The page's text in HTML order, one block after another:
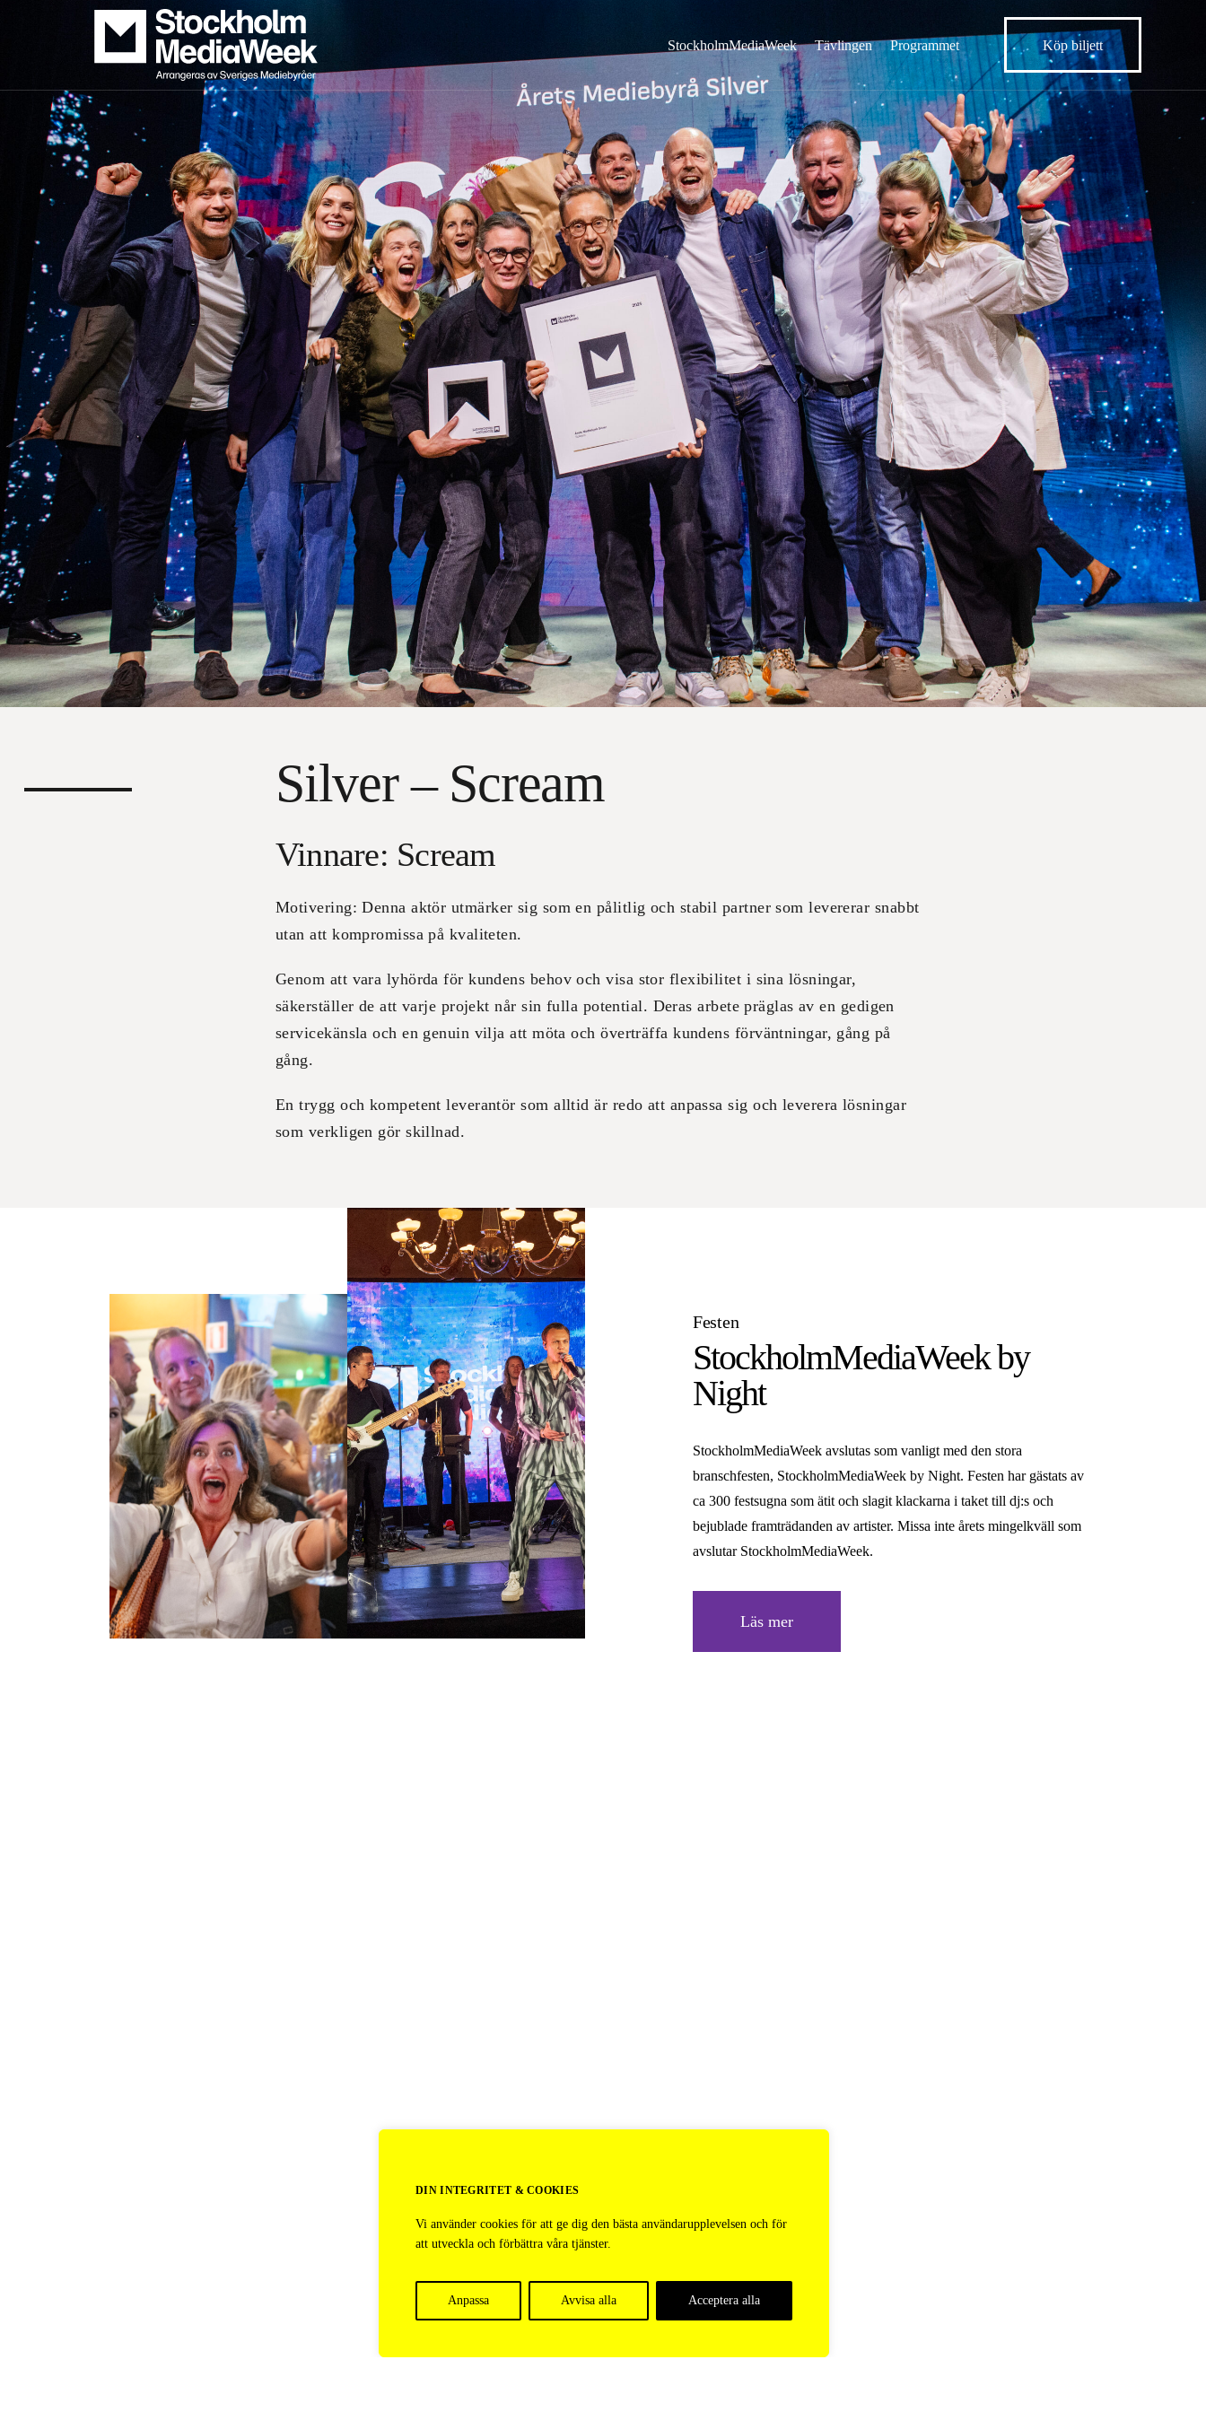
DIN INTEGRITET & COOKIES
Vi använder cookies för att ge dig den bästa användarupplevelsen och för
att utveckla och förbättra våra tjänster.
Anpassa Avvisa alla Acceptera alla
StockholmMediaWeek Tävlingen Programmet Köp biljett
Silver – Scream
Vinnare: Scream
Motivering:Denna aktör utmärker sig som en pålitlig och stabil partner som levererar snabbt
utan att kompromissa på kvaliteten.
Genom att vara lyhörda för kundens behov och visa stor flexibilitet i sina lösningar,
säkerställer de att varje projekt når sin fulla potential. Deras arbete präglas av en gedigen
servicekänsla och en genuin vilja att möta och överträffa kundens förväntningar, gång på
gång.
En trygg och kompetent leverantör som alltid är redo att anpassa sig och leverera lösningar
som verkligen gör skillnad.
Festen
StockholmMediaWeek by
Night
StockholmMediaWeek avslutas som vanligt med den stora
branschfesten, StockholmMediaWeek by Night. Festen har gästats av
ca 300 festsugna som ätit och slagit klackarna i taket till dj:s och
bejublade framträdanden av artister. Missa inte årets mingelkväll som
avslutar StockholmMediaWeek.
Läs mer
StockholmMediaWeek